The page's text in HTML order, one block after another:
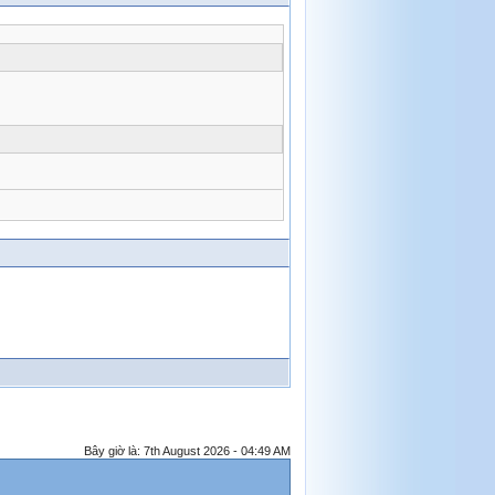
Bây giờ là: 7th August 2026 - 04:49 AM